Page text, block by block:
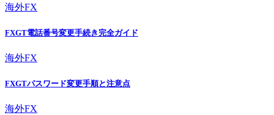
海外FX
FXGT電話番号変更手続き完全ガイド
海外FX
FXGTパスワード変更手順と注意点
海外FX